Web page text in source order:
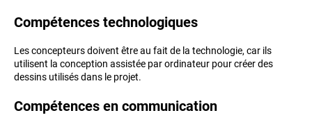
Compétences technologiques
Les concepteurs doivent être au fait de la technologie, car ils
utilisent la conception assistée par ordinateur pour créer des
dessins utilisés dans le projet.
Compétences en communication